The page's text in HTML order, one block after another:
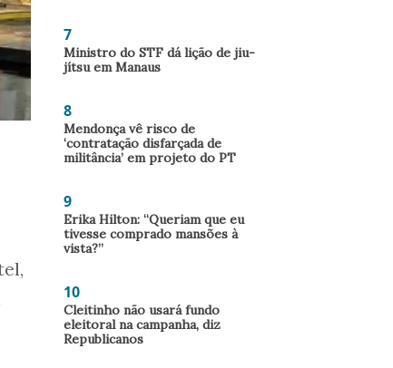
7
Ministro do STF dá lição de jiu-
jítsu em Manaus
8
Mendonça vê risco de
‘contratação disfarçada de
militância’ em projeto do PT
9
Erika Hilton: “Queriam que eu
tivesse comprado mansões à
vista?”
10
Cleitinho não usará fundo
eleitoral na campanha, diz
Republicanos